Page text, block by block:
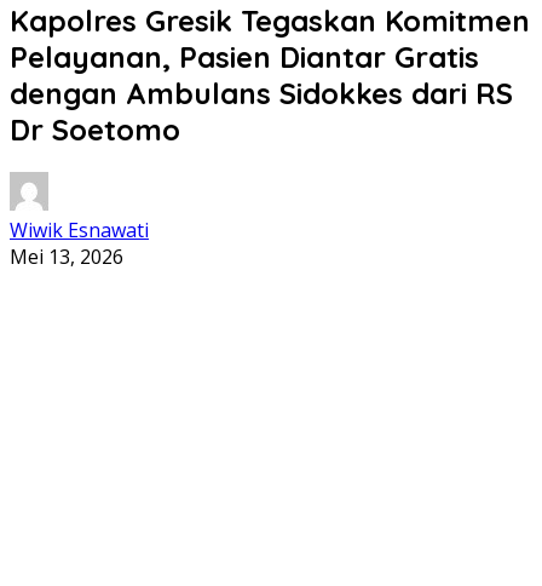
Kapolres Gresik Tegaskan Komitmen
Pelayanan, Pasien Diantar Gratis
dengan Ambulans Sidokkes dari RS
Dr Soetomo
Wiwik Esnawati
Mei 13, 2026